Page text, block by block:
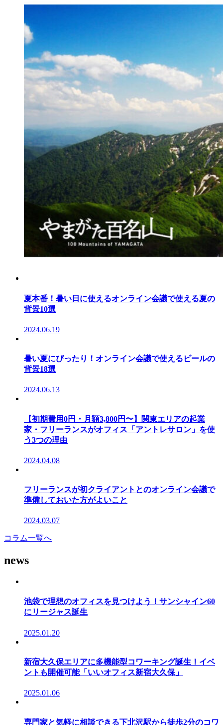
夏本番！暑い日に使えるオンライン会議で使える夏の
背景10選
2024.06.19
暑い夏にぴったり！オンライン会議で使えるビールの
背景18選
2024.06.13
【初期費用0円・月額3,800円〜】関東エリアの起業
家・フリーランスがオフィス「アントレサロン」を使
う3つの理由
2024.04.08
フリーランスが初クライアントとのオンライン会議で
準備しておいた方がよいこと
2024.03.07
コラム一覧へ
news
池袋で理想のオフィスを見つけよう！サンシャイン60
にリージャス誕生
2025.01.20
新宿大久保エリアに多機能型コワーキング誕生！イベ
ントも開催可能「いいオフィス新宿大久保」
2025.01.06
専門家と気軽に相談できる下北沢駅から徒歩2分のコワ